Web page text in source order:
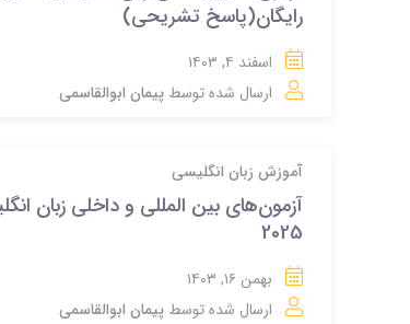
رایگان(پاسخ تشریحی)
اسفند ۴, ۱۴۰۳
ارسال شده توسط پیمان ابوالقاسمی
آموزش زبان انگلیسی
آزمون‌های بین‌ المللی و داخلی زبان
2025
بهمن ۱۶, ۱۴۰۳
ارسال شده توسط پیمان ابوالقاسمی